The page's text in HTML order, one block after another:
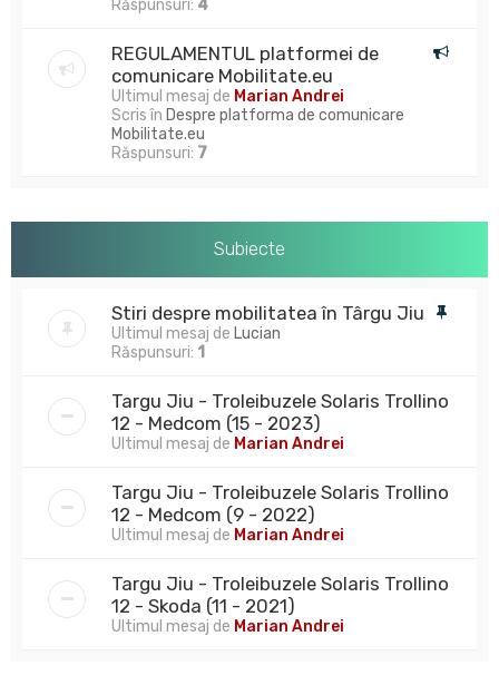
Răspunsuri: 4
REGULAMENTUL platformei de
comunicare Mobilitate.eu
Ultimul mesaj de Marian Andrei
Scris în Despre platforma de comunicare
Mobilitate.eu
Răspunsuri: 7
Subiecte
Stiri despre mobilitatea în Târgu Jiu
Ultimul mesaj de Lucian
Răspunsuri: 1
Targu Jiu - Troleibuzele Solaris Trollino
12 - Medcom (15 - 2023)
Ultimul mesaj de Marian Andrei
Targu Jiu - Troleibuzele Solaris Trollino
12 - Medcom (9 - 2022)
Ultimul mesaj de Marian Andrei
Targu Jiu - Troleibuzele Solaris Trollino
12 - Skoda (11 - 2021)
Ultimul mesaj de Marian Andrei